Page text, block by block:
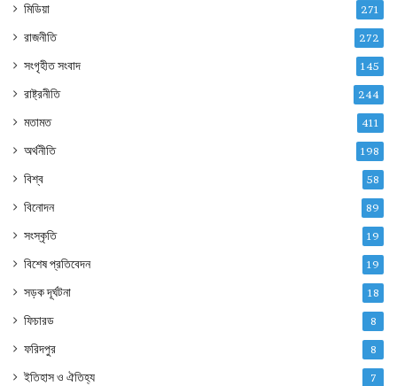
মিডিয়া 271
রাজনীতি 272
সংগৃহীত সংবাদ 145
রাষ্ট্রনীতি 244
মতামত 411
অর্থনীতি 198
বিশ্ব 58
বিনোদন 89
সংস্কৃতি 19
বিশেষ প্রতিবেদন 19
সড়ক দূর্ঘটনা 18
ফিচারড 8
ফরিদপুর 8
ইতিহাস ও ঐতিহ্য 7